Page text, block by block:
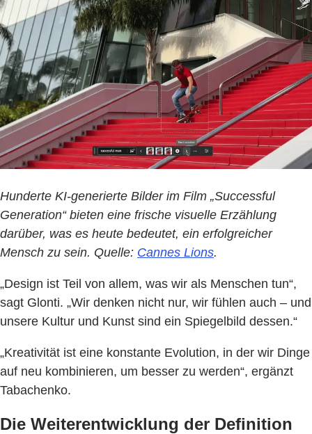
Hunderte KI-generierte Bilder im Film „Successful
Generation“ bieten eine frische visuelle Erzählung
darüber, was es heute bedeutet, ein erfolgreicher
Mensch zu sein. Quelle: Cannes Lions.
„Design ist Teil von allem, was wir als Menschen tun“,
sagt Glonti. „Wir denken nicht nur, wir fühlen auch – und
unsere Kultur und Kunst sind ein Spiegelbild dessen.“
„Kreativität ist eine konstante Evolution, in der wir Dinge
auf neu kombinieren, um besser zu werden“, ergänzt
Tabachenko.
Die Weiterentwicklung der Definition